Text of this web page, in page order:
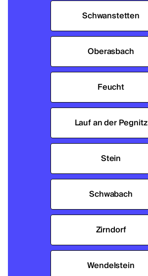
Schwanstetten
Oberasbach
Feucht
Lauf an der Pegnitz
Stein
Schwabach
Zirndorf
Wendelstein